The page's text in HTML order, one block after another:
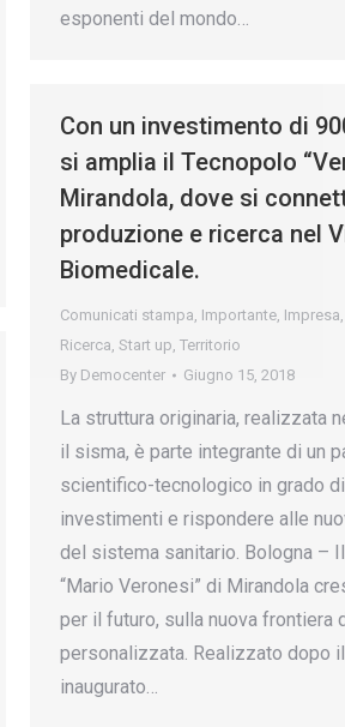
esponenti del mondo…
Con un investimento di
si amplia il Tecnopolo
Mirandola, dove si
produzione e ricerca nel
Biomedicale.
Comunicati stampa, Importante, Impresa,
Ricerca, Start up, Territorio
By Democenter Giugno 15, 2018
La struttura originaria, realizzata
il sisma, è parte integrante di un
scientifico-tecnologico in grado
investimenti e rispondere alle
del sistema sanitario. Bologna –
“Mario Veronesi” di Mirandola
per il futuro, sulla nuova frontiera
personalizzata. Realizzato dopo
inaugurato…